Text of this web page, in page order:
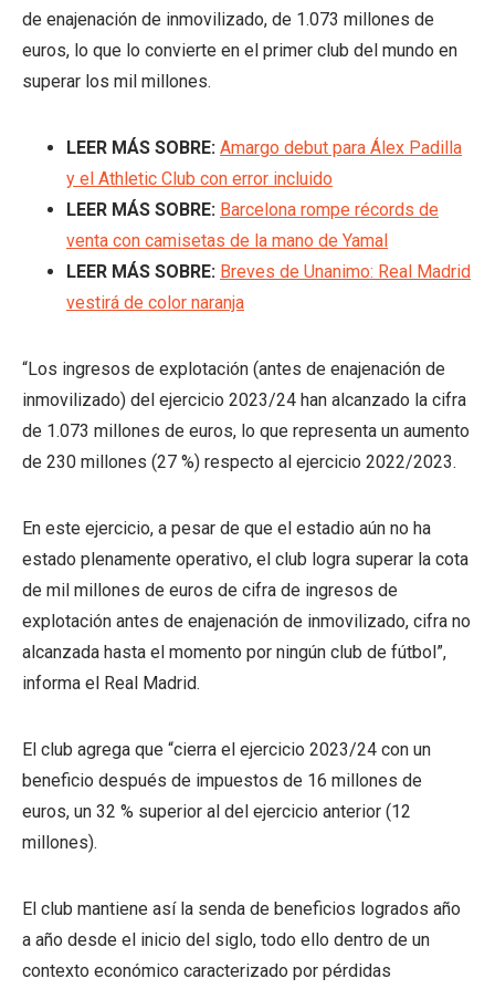
de enajenación de inmovilizado, de 1.073 millones de
euros, lo que lo convierte en el primer club del mundo en
superar los mil millones.
LEER MÁS SOBRE: Amargo debut para Álex Padilla
y el Athletic Club con error incluido
LEER MÁS SOBRE: Barcelona rompe récords de
venta con camisetas de la mano de Yamal
LEER MÁS SOBRE: Breves de Unanimo: Real Madrid
vestirá de color naranja
“Los ingresos de explotación (antes de enajenación de
inmovilizado) del ejercicio 2023/24 han alcanzado la cifra
de 1.073 millones de euros, lo que representa un aumento
de 230 millones (27 %) respecto al ejercicio 2022/2023.
En este ejercicio, a pesar de que el estadio aún no ha
estado plenamente operativo, el club logra superar la cota
de mil millones de euros de cifra de ingresos de
explotación antes de enajenación de inmovilizado, cifra no
alcanzada hasta el momento por ningún club de fútbol”,
informa el Real Madrid.
El club agrega que “cierra el ejercicio 2023/24 con un
beneficio después de impuestos de 16 millones de
euros, un 32 % superior al del ejercicio anterior (12
millones).
El club mantiene así la senda de beneficios logrados año
a año desde el inicio del siglo, todo ello dentro de un
contexto económico caracterizado por pérdidas